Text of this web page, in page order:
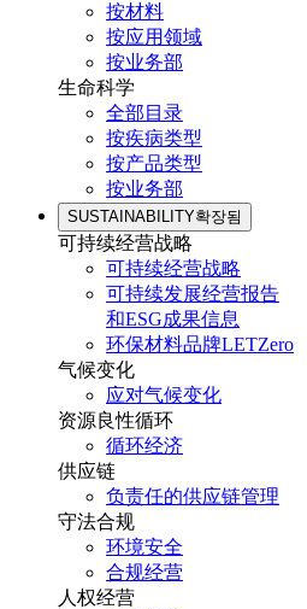
按材料
按应用领域
按业务部
生命科学
全部目录
按疾病类型
按产品类型
按业务部
SUSTAINABILITY확장됨
可持续经营战略
可持续经营战略
可持续发展经营报告
和ESG成果信息
环保材料品牌LETZero
气候变化
应对气候变化
资源良性循环
循环经济
供应链
负责任的供应链管理
守法合规
环境安全
合规经营
人权经营